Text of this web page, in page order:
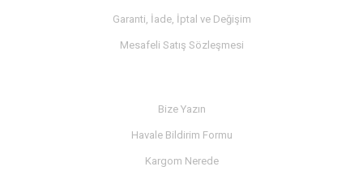
Garanti, İade, İptal ve Değişim
Mesafeli Satış Sözleşmesi
Bize Yazın
Havale Bildirim Formu
Kargom Nerede